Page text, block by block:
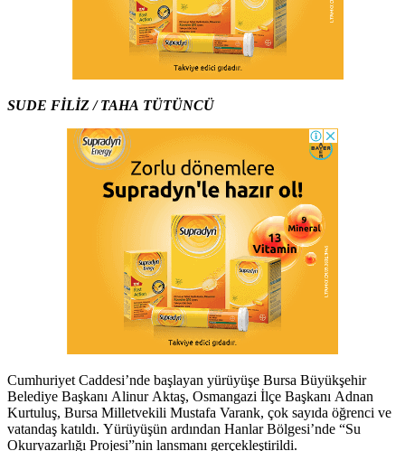
SUDE FİLİZ / TAHA TÜTÜNCÜ
Cumhuriyet Caddesi’nde başlayan yürüyüşe Bursa Büyükşehir
Belediye Başkanı Alinur Aktaş, Osmangazi İlçe Başkanı Adnan
Kurtuluş, Bursa Milletvekili Mustafa Varank, çok sayıda öğrenci ve
vatandaş katıldı. Yürüyüşün ardından Hanlar Bölgesi’nde “Su
Okuryazarlığı Projesi”nin lansmanı gerçekleştirildi.